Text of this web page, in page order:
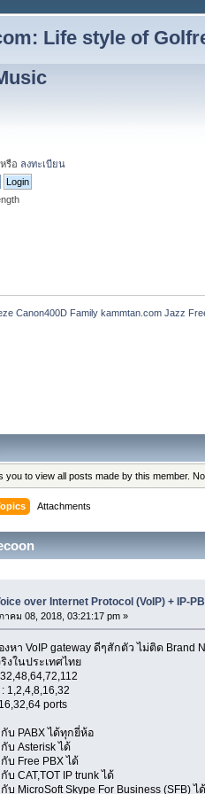
Life style of
หรือ ลงทะเบียน
Canon400D Family kammtan.com Jazz
you to view all posts made by this member.
Attachments
over Internet Protocol (VoIP) + IP-
าคม 08, 2018, 03:21:17 pm »
หา VoIP gateway ดีๆสักตัว ไม่ติด Brand
งในประเทศไทย
1,2,4,8,16,32
ports
บ PABX ได้ทุกยี่ห้อ
บ Asterisk ได้
บ Free PBX ได้
CAT,TOT IP trunk ได้
บ MicroSoft Skype For Business (SFB) ไ